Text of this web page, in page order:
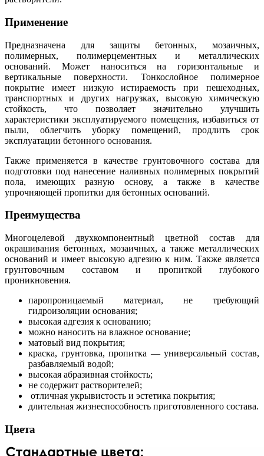
Применение
Предназначена для защиты бетонных, мозаичных,
полимерных, полимерцементных и металлических
оснований. Может наноситься на горизонтальные и
вертикальные поверхности. Тонкослойное полимерное
покрытие имеет низкую истираемость при пешеходных,
транспортных и других нагрузках, высокую химическую
стойкость, что позволяет значительно улучшить
характеристики эксплуатируемого помещения, избавиться от
пыли, облегчить уборку помещений, продлить срок
эксплуатации бетонного основания.
Также применяется в качестве грунтовочного состава для
подготовки под нанесение наливных полимерных покрытий
пола, имеющих разную основу, а также в качестве
упрочняющей пропитки для бетонных оснований.
Преимущества
Многоцелевой двухкомпонентный цветной состав для
окрашивания бетонных, мозаичных, а также металлических
оснований и имеет высокую адгезию к ним. Также является
грунтовочным составом и пропиткой глубокого
проникновения.
паропроницаемый материал, не требующий
гидроизоляции основания;
высокая адгезия к основанию;
можно наносить на влажное основание;
матовый вид покрытия;
краска, грунтовка, пропитка — универсальный состав,
разбавляемый водой;
высокая абразивная стойкость;
не содержит растворителей;
отличная укрывистость и эстетика покрытия;
длительная жизнеспособность приготовленного состава.
Цвета